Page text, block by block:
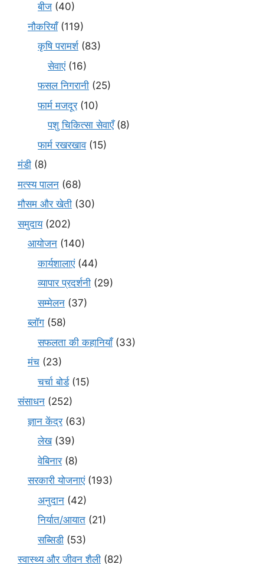
बीज (40)
नौकरियाँ(119)
कृषि परामर्श(83)
सेवाएं(16)
फसल निगरानी (25)
फार्म मजदूर(10)
पशु चिकित्सा सेवाएँ(8)
फार्म रखरखाव(15)
मंडी (8)
मत्स्य पालन (68)
मौसम और खेती (30)
समुदाय(202)
आयोजन (140)
कार्यशालाएं(44)
व्यापार प्रदर्शनी (29)
सम्मेलन (37)
ब्लॉग (58)
सफलता की कहानियाँ(33)
मंच (23)
चर्चा बोर्ड(15)
संसाधन (252)
ज्ञान केंद्र(63)
लेख(39)
वेबिनार(8)
सरकारी योजनाएं(193)
अनुदान (42)
निर्यात/आयात (21)
सब्सिडी (53)
स्वास्थ्य और जीवन शैली (82)